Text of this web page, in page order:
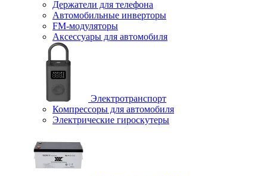
Держатели для телефона
Автомобильные инверторы
FM-модуляторы
Аксессуары для автомобиля
Электротранспорт
Компрессоры для автомобиля
Электрические гироскутеры